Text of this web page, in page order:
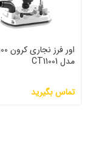
مدل CT11001
تماس بگیرید